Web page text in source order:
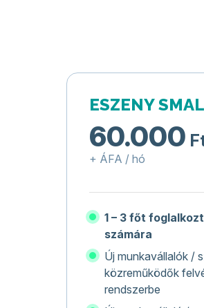
ESZENY
60.000
+ ÁFA / hó
1 – 3 főt
számára
Új munkavállalók /
közreműködők
rendszerbe